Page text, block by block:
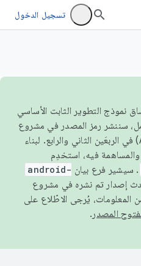
تسجيل الدخول
ولضمان اتّساق نموذج التطوير الثابت الأساسي
سننشر رمز المصدر في مشروع
Android مفتوح المصدر (AOSP) في الربعَين الثاني والرابع. لبناء
. سيشير فرع بيان android-
إصدار تم نشره في مشروع
.